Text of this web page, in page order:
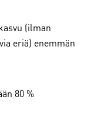
(ilman
eriä) enemmän
80 %